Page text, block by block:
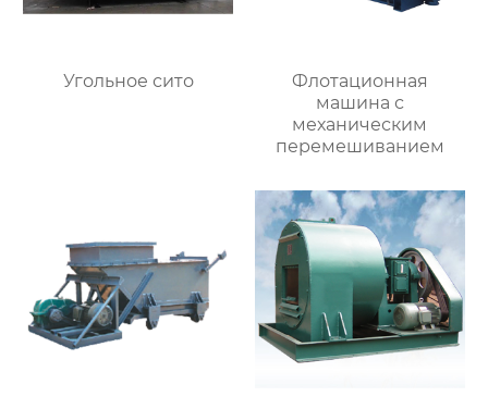
Угольное сито
Флотационная
машина с
механическим
перемешиванием